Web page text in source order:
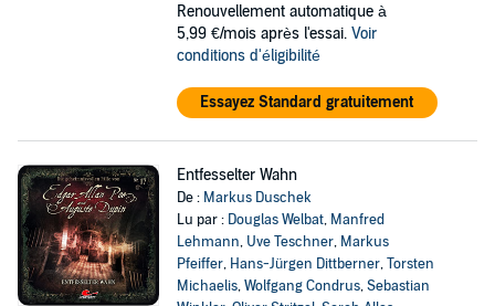
Renouvellement automatique à
5,99 €/mois après l'essai. Voir
conditions d'éligibilité
Essayez Standard gratuitement
Entfesselter Wahn
De : Markus Duschek
Lu par : Douglas Welbat, Manfred
Lehmann, Uve Teschner, Markus
Pfeiffer, Hans-Jürgen Dittberner,Torsten
Michaelis,Wolfgang Condrus,Sebastian